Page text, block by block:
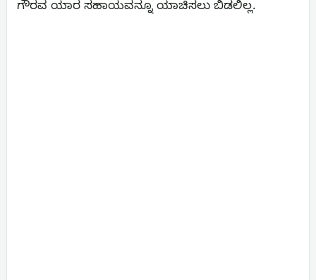
ಗೌರವ ಯಾರ ಸಹಾಯವನ್ನೂ ಯಾಚಿಸಲು ಬಿಡಲಿಲ್ಲ.